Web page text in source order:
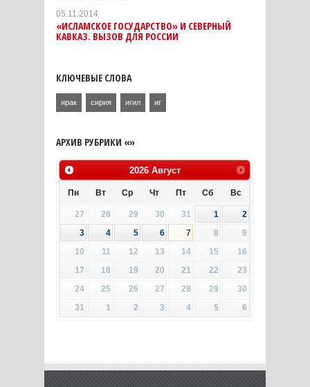
05.11.2014
«ИСЛАМСКОЕ ГОСУДАРСТВО» И СЕВЕРНЫЙ
КАВКАЗ. ВЫЗОВ ДЛЯ РОССИИ
КЛЮЧЕВЫЕ СЛОВА
ирак сирия игил иг
АРХИВ РУБРИКИ «»
2026 Август
Пн Вт Ср Чт Пт Сб Вс
27 28 29 30 31 1
2
3
4 5 6 7 8
9
10
11 12 13 14 15
16
17
18 19 20 21 22
23
24
25 26 27 28 29
30
31
1 2 3 4 5 6